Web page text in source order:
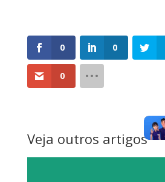
0 0
0
Veja outros artigos